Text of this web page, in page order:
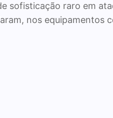
sofisticação raro em
nos equipamentos